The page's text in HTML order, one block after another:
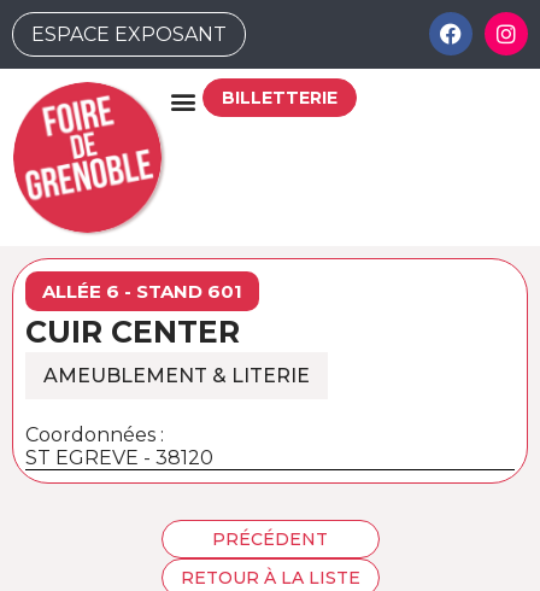
ESPACE EXPOSANT
BILLETTERIE
ALLÉE 6 - STAND 601
CUIR CENTER
AMEUBLEMENT & LITERIE
Coordonnées :
ST EGREVE - 38120
PRÉCÉDENT
RETOUR À LA LISTE